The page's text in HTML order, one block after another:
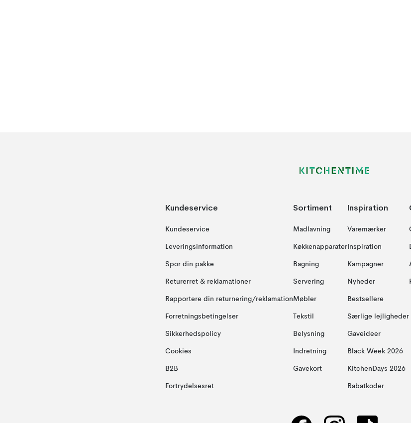
Kundeservice
Kundeservice
Leveringsinformation
Spor din pakke
Returerret & reklamationer
Rapportere din returnering/reklamation
Forretningsbetingelser
Sikkerhedspolicy
Cookies
B2B
Fortrydelsesret
Sortiment
Madlavning
Køkkenapparater
Bagning
Servering
Møbler
Tekstil
Belysning
Indretning
Gavekort
Inspiration
Varemærker
Inspiration
Kampagner
Nyheder
Bestsellere
Særlige lejligheder
Gaveideer
Black Week 2026
KitchenDays 2026
Rabatkoder